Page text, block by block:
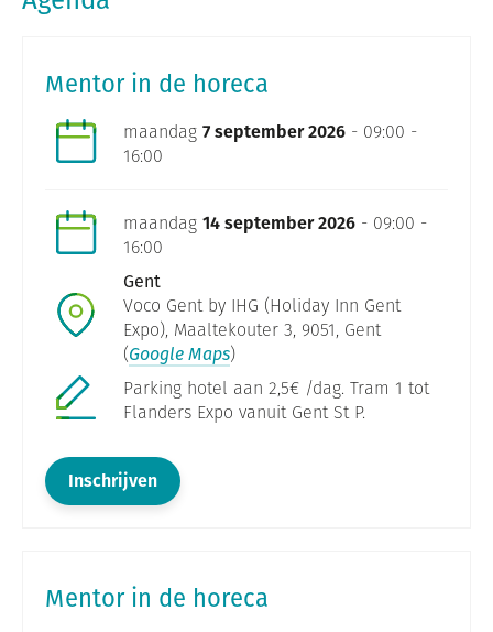
Mentor in de horeca
maandag 7 september 2026 - 09:00 -
16:00
maandag 14 september 2026 - 09:00 -
16:00
Gent
Voco Gent by IHG (Holiday Inn Gent
Expo), Maaltekouter 3, 9051, Gent
(Google Maps)
Parking hotel aan 2,5€ /dag. Tram 1 tot
Flanders Expo vanuit Gent St P.
Inschrijven
Mentor in de horeca